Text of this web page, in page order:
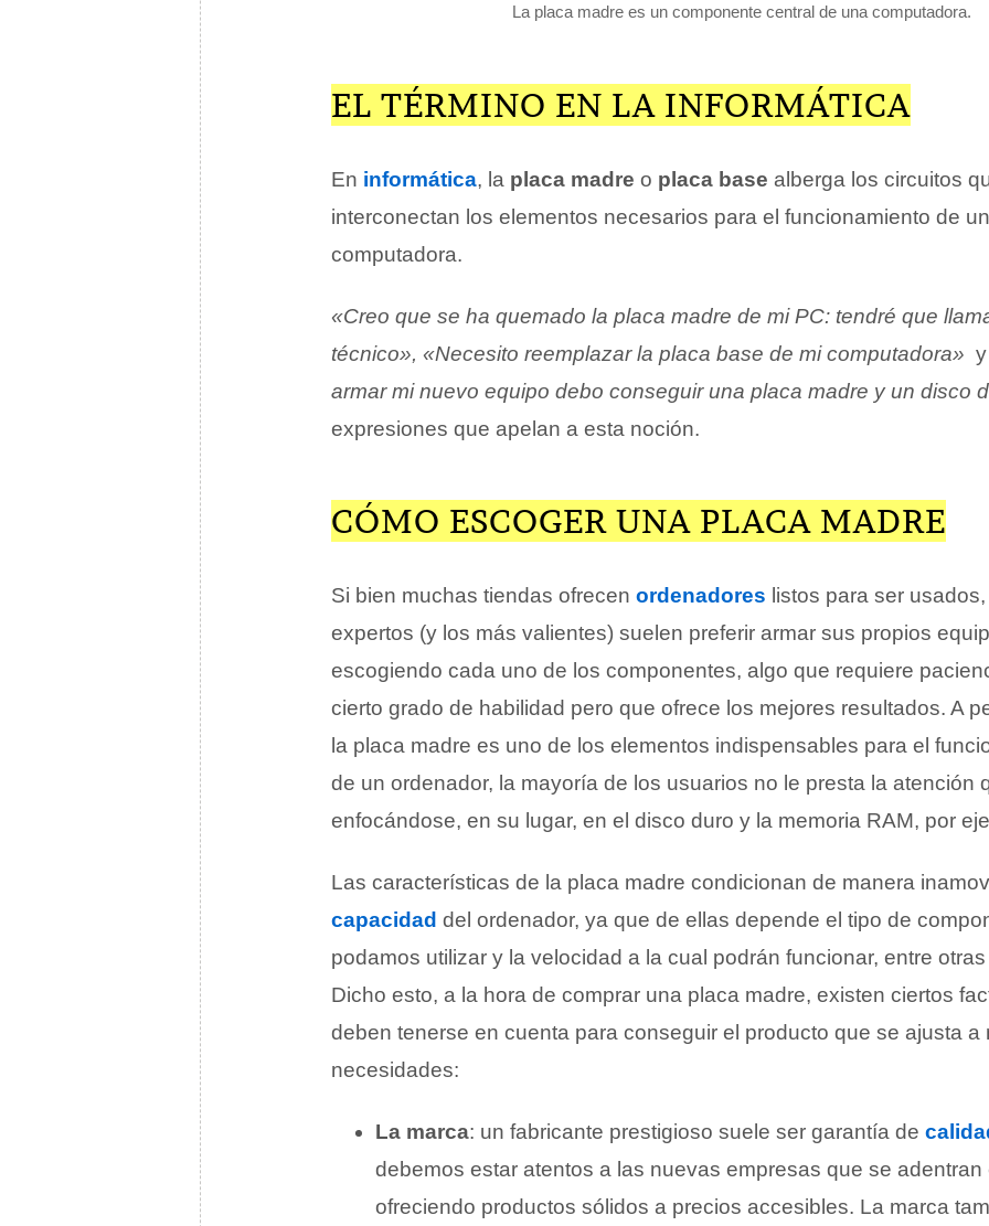
La placa madre es un componente central de una computadora.
EL TÉRMINO EN LA INFORMÁTICA
En informática, la placa madre o placa base alberga los circuitos
interconectan los elementos necesarios para el funcionamiento de
computadora.
«Creo que se ha quemado la placa madre de mi PC: tendré que
técnico», «Necesito reemplazar la placa base de mi computadora» y
armar mi nuevo equipo debo conseguir una placa madre y un disco
expresiones que apelan a esta noción.
CÓMO ESCOGER UNA PLACA MADRE
Si bien muchas tiendas ofrecen ordenadores listos para ser
expertos (y los más valientes) suelen preferir armar sus propios
escogiendo cada uno de los componentes, algo que requiere
cierto grado de habilidad pero que ofrece los mejores resultados. A
la placa madre es uno de los elementos indispensables para el
de un ordenador, la mayoría de los usuarios no le presta la atención
enfocándose, en su lugar, en el disco duro y la memoria RAM, por
Las características de la placa madre condicionan de manera
capacidad del ordenador, ya que de ellas depende el tipo de
podamos utilizar y la velocidad a la cual podrán funcionar, entre
Dicho esto, a la hora de comprar una placa madre, existen ciertos
deben tenerse en cuenta para conseguir el producto que se ajusta a
necesidades:
La marca: un fabricante prestigioso suele ser garantía de
debemos estar atentos a las nuevas empresas que se adentran
ofreciendo productos sólidos a precios accesibles. La marca